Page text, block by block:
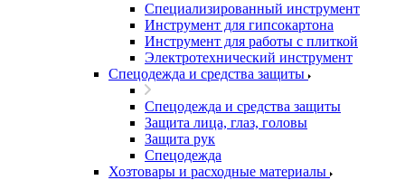
Специализированный инструмент
Инструмент для гипсокартона
Инструмент для работы с плиткой
Электротехнический инструмент
Спецодежда и средства защиты
Спецодежда и средства защиты
Защита лица, глаз, головы
Защита рук
Спецодежда
Хозтовары и расходные материалы